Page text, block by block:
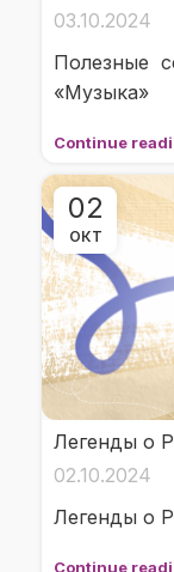
03.10.2024
Полезные
«Музыка»
Continue
02
ОКТ
Легенды о
02.10.2024
Легенды о
Continue